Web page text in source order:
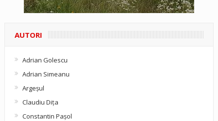
AUTORI
Adrian Golescu
Adrian Simeanu
Argeşul
Claudiu Diţa
Constantin Pașol